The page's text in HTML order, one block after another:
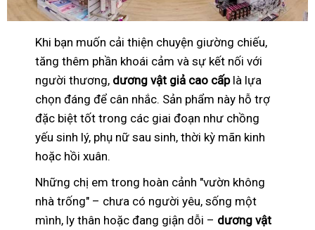
Khi bạn muốn cải thiện chuyện giường chiếu,
tăng thêm phần khoái cảm và sự kết nối với
người thương, dương vật giả cao cấplà lựa
chọn đáng để cân nhắc. Sản phẩm này hỗ trợ
đặc biệt tốt trong các giai đoạn như chồng
yếu sinh lý, phụ nữ sau sinh, thời kỳ mãn kinh
hoặc hồi xuân.
Những chị em trong hoàn cảnh "vườn không
nhà trống" – chưa có người yêu, sống một
mình, ly thân hoặc đang giận dỗi – dương vật